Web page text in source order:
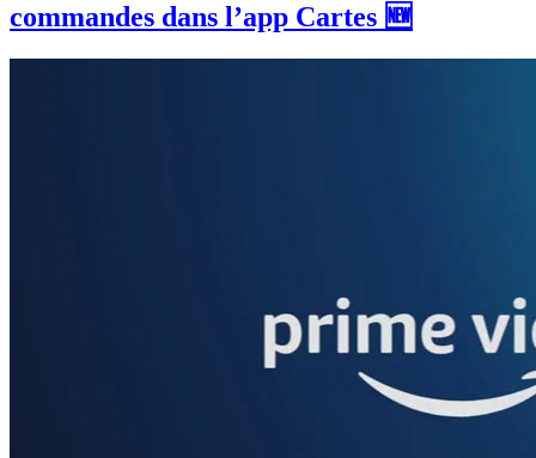
commandes dans l’app Cartes 🆕